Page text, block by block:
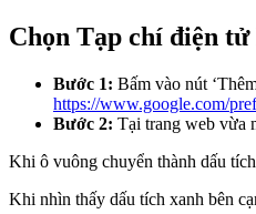
Chọn Tạp chí điện
Bước 1: Bấm vào nút
https://www.google.com/
Bước 2: Tại trang web vừa
Khi ô vuông chuyển thành dấu
Khi nhìn thấy dấu tích xanh bên